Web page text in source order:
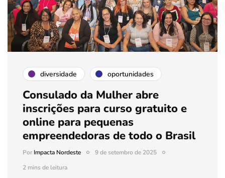
diversidade oportunidades
Consulado da Mulher abre
inscrições para curso gratuito e
online para pequenas
empreendedoras de todo o Brasil
PorImpacta Nordeste
9 de setembro de 2025
2 mins de leitura